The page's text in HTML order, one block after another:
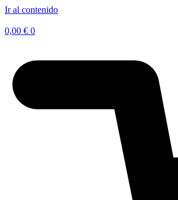
Ir al contenido
0,00 € 0